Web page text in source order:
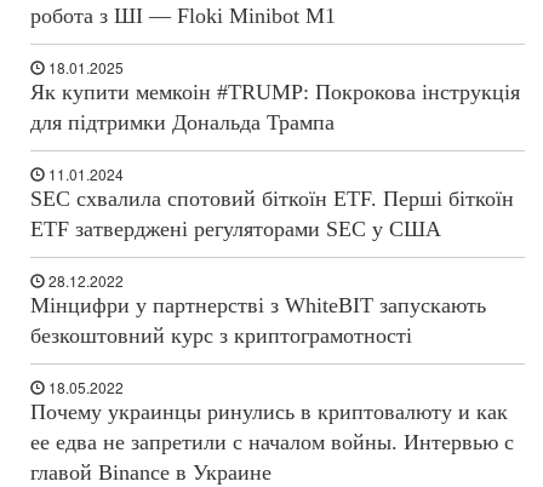
робота з ШІ — Floki Minibot M1
18.01.2025
Як купити мемкоін #TRUMP: Покрокова інструкція
для підтримки Дональда Трампа
11.01.2024
SEC схвалила спотовий біткоїн ETF. Перші біткоїн
ETF затверджені регуляторами SEC у США
28.12.2022
Мінцифри у партнерстві з WhiteBIT запускають
безкоштовний курс з криптограмотності
18.05.2022
Почему украинцы ринулись в криптовалюту и как
ее едва не запретили с началом войны. Интервью с
главой Binance в Украине